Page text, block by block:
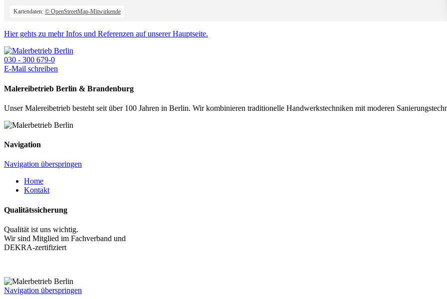
Kartendaten: © OpenStreetMap-Mitwirkende
Hier gehts zu mehr Infos und Referenzen auf unserer Hauptseite.
030 - 300 679-0
E-Mail schreiben
Malereibetrieb Berlin & Brandenburg
Unser Malereibetrieb besteht seit über 100 Jahren in Berlin. Wir kombinieren traditionelle Handwerkstechniken mit moderen
Navigation
Navigation überspringen
Home
Kontakt
Qualitätssicherung
Qualität ist uns wichtig.
Wir sind Mitglied im Fachverband und
DEKRA-zertifiziert
Navigation überspringen